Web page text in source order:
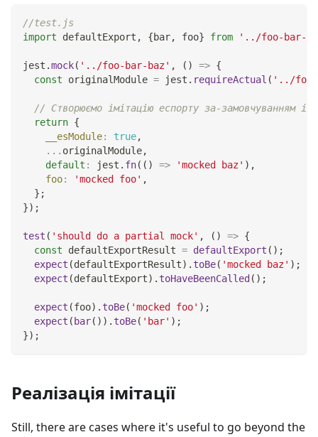
//test.js
import
defaultExport , {bar, foo} from '../foo-bar-
jest .mock( '../foo-bar-baz' , ( ) => {
const originalModule = jest . requireActual ( '../foo-
// Створюємо імітацію еспорту за-замовчуванням і
return {
__esModule: true,
... originalModule,
default : jest . fn( ( ) => 'mocked baz' ) ,
foo: 'mocked foo' ,
} ;
}) ;
test ( 'should do a partial mock' , ( ) => {
const defaultExportResult = defaultExport ( ) ;
expect (defaultExportResult) . toBe( 'mocked baz' ) ;
expect (defaultExport) . toHaveBeenCalled ( ) ;
expect (foo) . toBe( 'mocked foo' ) ;
expect ( bar( ) ) . toBe( 'bar' ) ;
}) ;
Реалізація імітації
Still, there are cases where it's useful to go beyond the